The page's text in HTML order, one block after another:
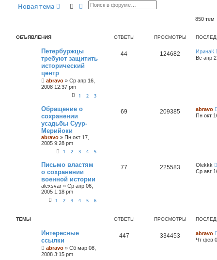
Новая тема ПоискРасширенный поиск
850 тем
ОБЪЯВЛЕНИЯ ОТВЕТЫ ПРОСМОТРЫ
Петербуржцы
требуют защитить
исторический
центр
abravo » Ср апр 16,
2008 12:37 pm
1 2 3
44 124682
ИринаК
Вс апр
Обращение о
сохранении
усадьбы Суур-
Мерийоки
abravo » Пн окт 17,
2005 9:28 pm
1 2 3 4 5
69 209385
abravo
Пн окт
Письмо властям
о сохранении
военной истории
alexsvar » Ср апр 06,
2005 1:18 pm
1 2 3 4 5 6
77 225583
Olekkk
Ср авг
ТЕМЫ ОТВЕТЫ ПРОСМОТРЫ
Интересные
ссылки
abravo » Сб мар 08,
2008 3:15 pm
447 334453
abravo
Чт фев